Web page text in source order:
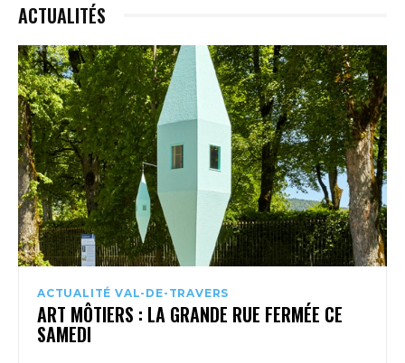
ACTUALITÉS
ACTUALITÉ VAL-DE-TRAVERS
ART MÔTIERS : LA GRANDE RUE FERMÉE CE
SAMEDI